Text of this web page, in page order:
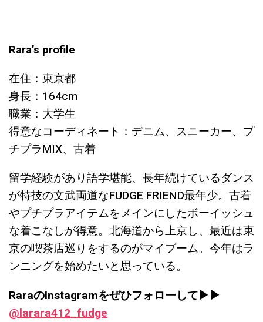
Rara’s profile
在住：東京都
身長：164cm
職業：大学生
得意なコーディネート：デニム、スニーカー、プ
チプラMIX、古着
留学経験があり語学堪能、長年続けているダンス
が特技の文武両道なFUDGE FRIEND最年少。古着
やプチプラアイテムをメインにしたボーイッシュ
な着こなしが得意。北海道から上京し、最近は東
京の喫茶店巡りをするのがマイブーム。今年はラ
ンニングを始めたいと思っている。
RaraのInstagramをぜひフォローして▶︎▶︎
@larara412_fudge